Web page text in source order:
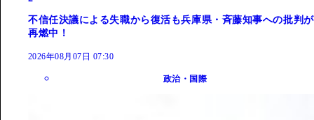
不信任決議による失職から復活も兵庫県・斉藤知事への批判が
再燃中！
2026年08月07日 07:30
政治・国際